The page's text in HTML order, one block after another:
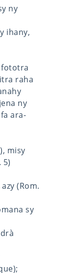
ny
ihany,
fototra
raha
ny
ara-
misy
5)
(Rom.
sy